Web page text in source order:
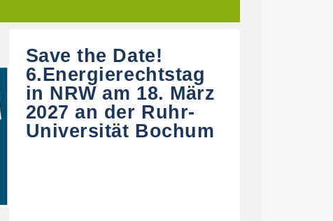
Save the Date!
6.Energierechtstag
in NRW am 18. März
2027 an der Ruhr-
Universität Bochum